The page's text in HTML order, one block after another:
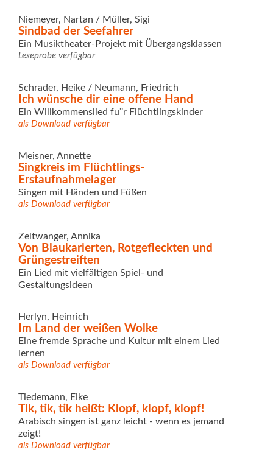
Niemeyer, Nartan / Müller, Sigi
Sindbad der Seefahrer
Ein Musiktheater-Projekt mit Übergangsklassen
Leseprobe verfügbar
Schrader, Heike / Neumann, Friedrich
Ich wünsche dir eine offene Hand
Ein Willkommenslied fu¨r Flüchtlingskinder
als Download verfügbar
Meisner, Annette
Singkreis im Flüchtlings-
Erstaufnahmelager
Singen mit Händen und Füßen
als Download verfügbar
Zeltwanger, Annika
Von Blaukarierten, Rotgefleckten und
Grüngestreiften
Ein Lied mit vielfältigen Spiel- und
Gestaltungsideen
Herlyn, Heinrich
Im Land der weißen Wolke
Eine fremde Sprache und Kultur mit einem Lied
lernen
als Download verfügbar
Tiedemann, Eike
Tik, tik, tik heißt: Klopf, klopf, klopf!
Arabisch singen ist ganz leicht - wenn es jemand
zeigt!
als Download verfügbar